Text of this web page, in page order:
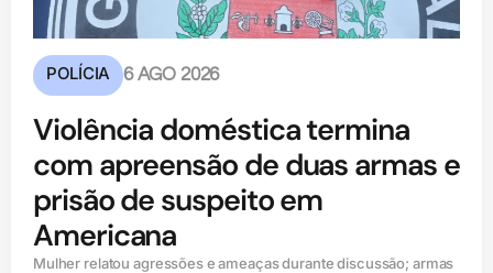
POLÍCIA 6 AGO 2026
Violência doméstica termina
com apreensão de duas armas e
prisão de suspeito em
Americana
Mulher relatou agressões e ameaças durante discussão; armas